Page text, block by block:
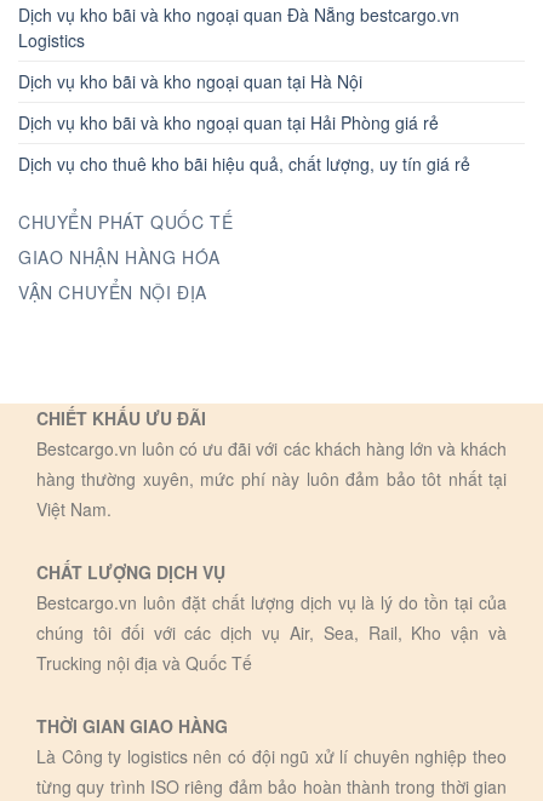
Dịch vụ kho bãi và kho ngoại quan Đà Nẵng bestcargo.vn
Logistics
Dịch vụ kho bãi và kho ngoại quan tại Hà Nội
Dịch vụ kho bãi và kho ngoại quan tại Hải Phòng giá rẻ
Dịch vụ cho thuê kho bãi hiệu quả, chất lượng, uy tín giá rẻ
CHUYỂN PHÁT QUỐC TẾ
GIAO NHẬN HÀNG HÓA
VẬN CHUYỂN NỘI ĐỊA
CHIẾT KHẤU ƯU ĐÃI
Bestcargo.vn luôn có ưu đãi với các khách hàng lớn và khách
hàng thường xuyên, mức phí này luôn đảm bảo tôt nhất tại
Việt Nam.
CHẤT LƯỢNG DỊCH VỤ
Bestcargo.vn luôn đặt chất lượng dịch vụ là lý do tồn tại của
chúng tôi đối với các dịch vụ Air, Sea, Rail, Kho vận và
Trucking nội địa và Quốc Tế
THỜI GIAN GIAO HÀNG
Là Công ty logistics nên có đội ngũ xử lí chuyên nghiệp theo
từng quy trình ISO riêng đảm bảo hoàn thành trong thời gian